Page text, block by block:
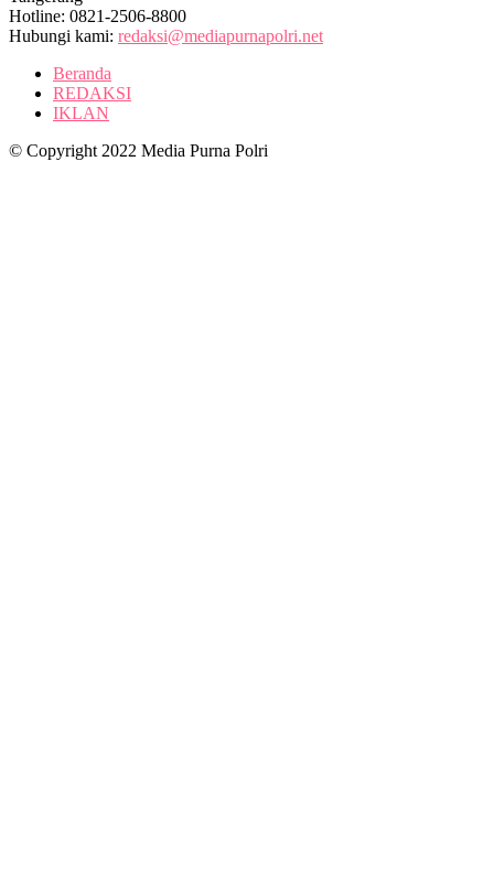
Hotline: 0821-2506-8800
Hubungi kami: redaksi@mediapurnapolri.net
Beranda
REDAKSI
IKLAN
© Copyright 2022 Media Purna Polri